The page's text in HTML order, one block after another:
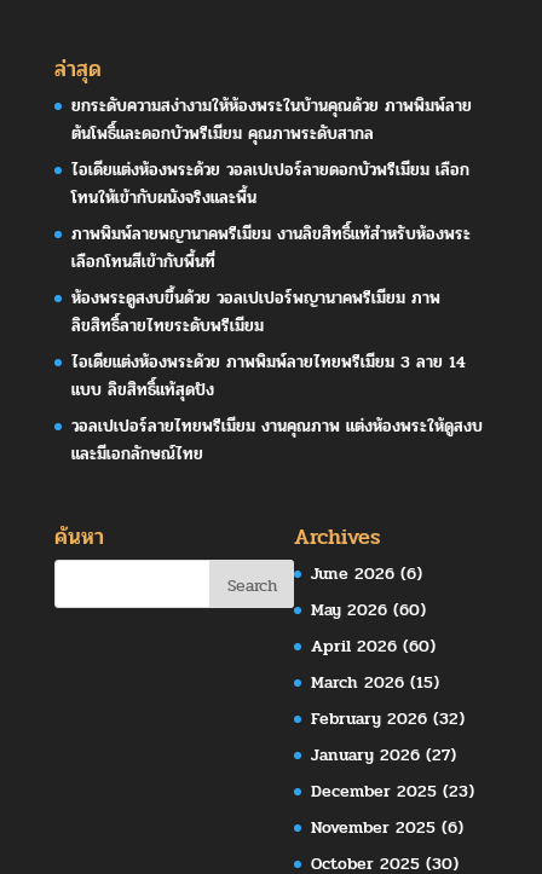
ล่าสุด
ยกระดับความสง่างามให้ห้องพระในบ้านคุณด้วย ภาพพิมพ์ลาย
ต้นโพธิ์และดอกบัวพรีเมียม คุณภาพระดับสากล
ไอเดียแต่งห้องพระด้วย วอลเปเปอร์ลายดอกบัวพรีเมียม เลือก
โทนให้เข้ากับผนังจริงและพื้น
ภาพพิมพ์ลายพญานาคพรีเมียม งานลิขสิทธิ์แท้สำหรับห้องพระ
เลือกโทนสีเข้ากับพื้นที่
ห้องพระดูสงบขึ้นด้วย วอลเปเปอร์พญานาคพรีเมียม ภาพ
ลิขสิทธิ์ลายไทยระดับพรีเมียม
ไอเดียแต่งห้องพระด้วย ภาพพิมพ์ลายไทยพรีเมียม 3 ลาย 14
แบบ ลิขสิทธิ์แท้สุดปัง
วอลเปเปอร์ลายไทยพรีเมียม งานคุณภาพ แต่งห้องพระให้ดูสงบ
และมีเอกลักษณ์ไทย
ค้นหา Archives
June 2026 (6)
May 2026 (60)
April 2026 (60)
March 2026 (15)
February 2026 (32)
January 2026 (27)
December 2025 (23)
November 2025 (6)
October 2025 (30)